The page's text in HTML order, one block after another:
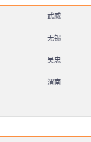
武威
无锡
吴忠
渭南